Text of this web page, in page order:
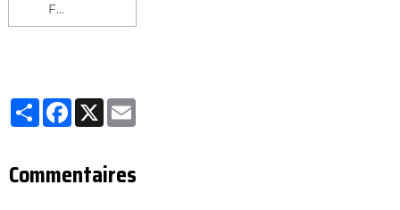
F...
Partager
Facebook
X
Commentaires